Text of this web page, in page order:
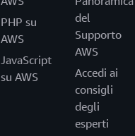
PHP su
AWS
JavaScript
su AWS
del
Supporto
AWS
Accedi ai
consigli
degli
esperti